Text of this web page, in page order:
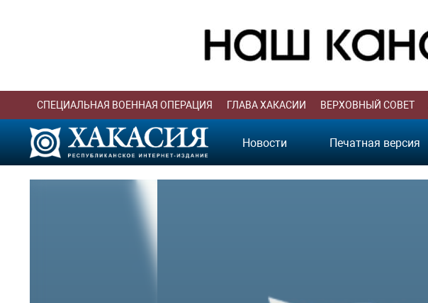
СПЕЦИАЛЬНАЯ ВОЕННАЯ ОПЕРАЦИЯ ГЛАВА ХАКАСИИ ВЕРХОВНЫЙ СОВЕТ
Новости Печатная версия